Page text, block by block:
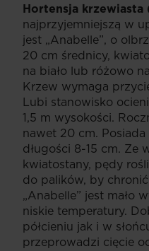
Hortensja krzewiasta
najprzyjemniejszą w
jest „Anabelle”, o
20 cm średnicy,
na biało lub różowo
Krzew wymaga
Lubi stanowisko
1,5 m wysokości.
nawet 20 cm.
długości 8-15 cm. Ze
kwiatostany, pędy
do palików, by
„Anabelle” jest mało
niskie temperatury.
półcieniu jak i w
przeprowadzi cięcie